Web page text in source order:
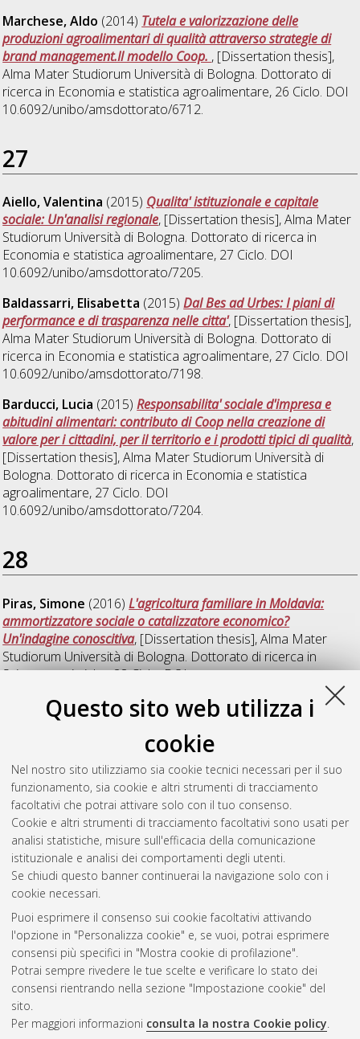
Questo sito web utilizza i
cookie
Nel nostro sito utilizziamo sia cookie tecnici necessari per il suo
funzionamento, sia cookie e altri strumenti di tracciamento
facoltativi che potrai attivare solo con il tuo consenso.
Cookie e altri strumenti di tracciamento facoltativi sono usati per
analisi statistiche, misure sull'efficacia della comunicazione
istituzionale e analisi dei comportamenti degli utenti.
Se chiudi questo banner continuerai la navigazione solo con i
cookie necessari.
Puoi esprimere il consenso sui cookie facoltativi attivando
l'opzione in "Personalizza cookie" e, se vuoi, potrai esprimere
consensi più specifici in "Mostra cookie di profilazione".
Potrai sempre rivedere le tue scelte e verificare lo stato dei
consensi rientrando nella sezione "Impostazione cookie" del
sito.
Per maggiori informazioni consulta la nostra Cookie policy.
Marchese, Aldo (2014) Tutela e valorizzazione delle
produzioni agroalimentari di qualità attraverso strategie di
brand management.Il modello Coop. , [Dissertation thesis],
Alma Mater Studiorum Università di Bologna. Dottorato di
ricerca in Economia e statistica agroalimentare, 26 Ciclo. DOI
10.6092/unibo/amsdottorato/6712.
27
Aiello, Valentina (2015) Qualita' istituzionale e capitale
sociale: Un'analisi regionale, [Dissertation thesis], Alma Mater
Studiorum Università di Bologna. Dottorato di ricerca in
Economia e statistica agroalimentare, 27 Ciclo. DOI
10.6092/unibo/amsdottorato/7205.
Baldassarri, Elisabetta (2015)Dal Bes ad Urbes: I piani di
performance e di trasparenza nelle citta', [Dissertation thesis],
Alma Mater Studiorum Università di Bologna. Dottorato di
ricerca in Economia e statistica agroalimentare, 27 Ciclo. DOI
10.6092/unibo/amsdottorato/7198.
Barducci, Lucia (2015)Responsabilita' sociale d'impresa e
abitudini alimentari: contributo di Coop nella creazione di
valore per i cittadini, per il territorio e i prodotti tipici di qualità,
[Dissertation thesis], Alma Mater Studiorum Università di
Bologna. Dottorato di ricerca in Economia e statistica
agroalimentare, 27 Ciclo. DOI
10.6092/unibo/amsdottorato/7204.
28
Piras, Simone (2016)L'agricoltura familiare in Moldavia:
ammortizzatore sociale o catalizzatore economico?
Un'indagine conoscitiva, [Dissertation thesis], Alma Mater
Studiorum Università di Bologna. Dottorato di ricerca in
Scienze statistiche, 28 Ciclo. DOI
Righi, Riccardo(2016)Detection of Communities of Agents
Interacting through Regional Innovation Policies
thesis], Alma Mater Studiorum Università di Bologna.
Dottorato di ricerca inScienze statistiche, 28 Ciclo. DOI
10.6092/unibo/amsdottorato/7251.
Questa lista e' stata generata ilSat Aug 8 20:45:31 2026
Atom
Rss 1.0
Rss 2.0
ISSN: 2038-7946